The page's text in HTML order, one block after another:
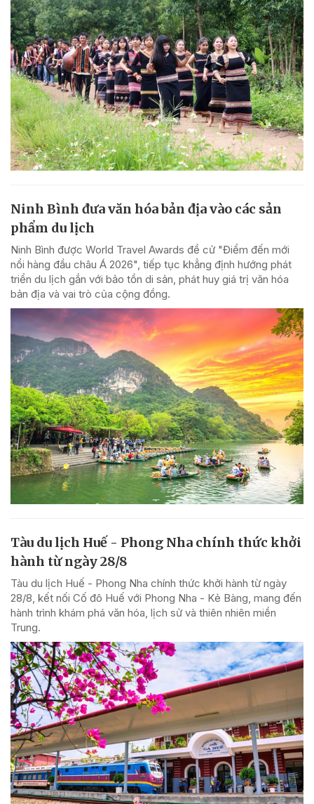
Ninh Bình đưa văn hóa bản địa vào các sản
phẩm du lịch
Ninh Bình được World Travel Awards đề cử "Điểm đến mới
nổi hàng đầu châu Á 2026", tiếp tục khẳng định hướng phát
triển du lịch gắn với bảo tồn di sản, phát huy giá trị văn hóa
bản địa và vai trò của cộng đồng.
Tàu du lịch Huế - Phong Nha chính thức khởi
hành từ ngày 28/8
Tàu du lịch Huế - Phong Nha chính thức khởi hành từ ngày
28/8, kết nối Cố đô Huế với Phong Nha - Kẻ Bàng, mang đến
hành trình khám phá văn hóa, lịch sử và thiên nhiên miền
Trung.